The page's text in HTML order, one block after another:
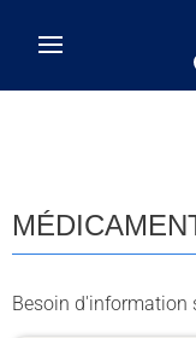
Besoin d'information